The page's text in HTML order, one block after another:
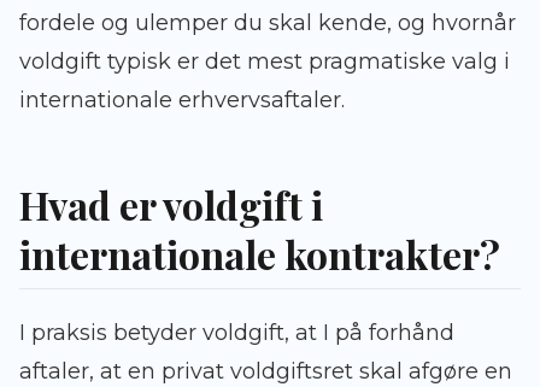
fordele og ulemper du skal kende, og hvornår
voldgift typisk er det mest pragmatiske valg i
internationale erhvervsaftaler.
Hvad er voldgift i
internationale kontrakter?
I praksis betyder voldgift, at I på forhånd
aftaler, at en privat voldgiftsret skal afgøre en